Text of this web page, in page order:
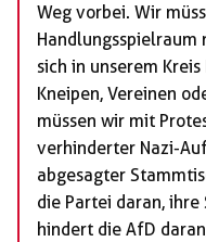
Weg vorbei. Wir
Handlungsspielraum
sich in unserem
Kneipen, Vereinen
müssen wir mit
verhinderter Nazi-
abgesagter
die Partei daran,
hindert die AfD